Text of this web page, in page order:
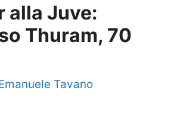
alla Juve:
Thuram, 70
Tavano